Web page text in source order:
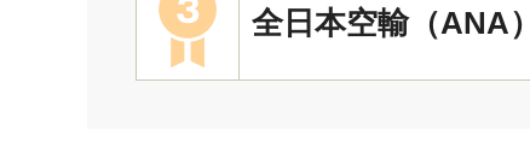
全日本空輸（ANA）